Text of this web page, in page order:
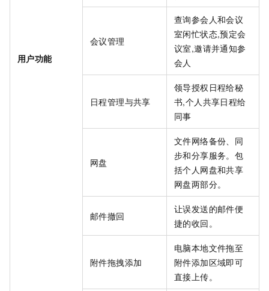
用户功能
会议管理
查询参会人和会议
室闲忙状态,预定会
议室,邀请并通知参
会人
日程管理与共享
领导授权日程给秘
书,个人共享日程给
同事
网盘
文件网络备份、同
步和分享服务。包
括个人网盘和共享
网盘两部分。
邮件撤回
让误发送的邮件便
捷的收回。
附件拖拽添加
电脑本地文件拖至
附件添加区域即可
直接上传。